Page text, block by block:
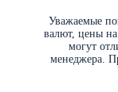
Уважаемые
валют, цены на
могут
менеджера.